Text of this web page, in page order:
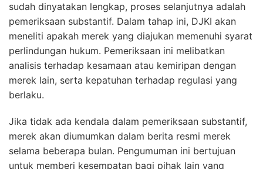
sudah dinyatakan lengkap, proses selanjutnya adalah
pemeriksaan substantif. Dalam tahap ini, DJKI akan
meneliti apakah merek yang diajukan memenuhi syarat
perlindungan hukum. Pemeriksaan ini melibatkan
analisis terhadap kesamaan atau kemiripan dengan
merek lain, serta kepatuhan terhadap regulasi yang
berlaku.
Jika tidak ada kendala dalam pemeriksaan substantif,
merek akan diumumkan dalam berita resmi merek
selama beberapa bulan. Pengumuman ini bertujuan
untuk memberi kesempatan bagi pihak lain yang